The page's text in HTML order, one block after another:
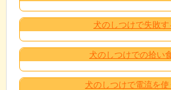
犬のしつけで失敗す
犬のしつけでの拾い
犬のしつけで電流を使